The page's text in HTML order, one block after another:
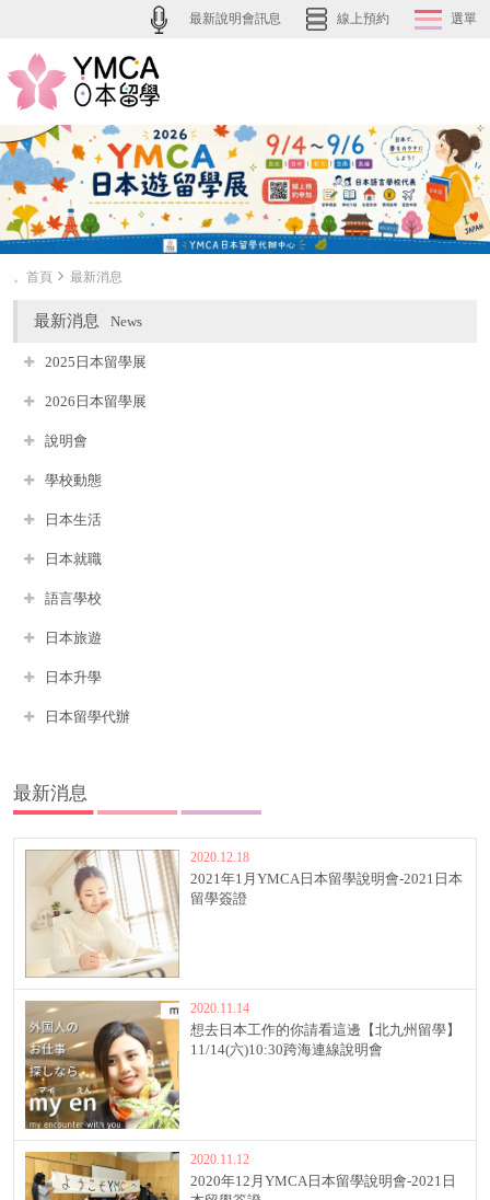
最新說明會訊息 線上預約 選單
。首頁 最新消息
最新消息 News
2025日本留學展
2026日本留學展
說明會
學校動態
日本生活
日本就職
語言學校
日本旅遊
日本升學
日本留學代辦
最新消息
2020.12.18
2021年1月YMCA日本留學說明會-2021日本
留學簽證
2020.11.14
想去日本工作的你請看這邊【北九州留學】
11/14(六)10:30跨海連線說明會
2020.11.12
2020年12月YMCA日本留學說明會-2021日